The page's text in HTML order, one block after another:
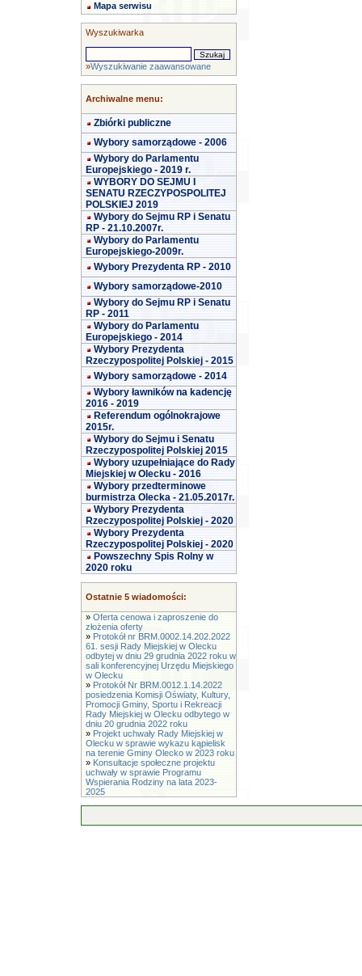
Mapa serwisu
Wyszukiwarka
»Wyszukiwanie zaawansowane
Archiwalne menu:
Zbiórki publiczne
Wybory samorządowe - 2006
Wybory do Parlamentu
Europejskiego - 2019 r.
WYBORY DO SEJMU I
SENATU RZECZYPOSPOLITEJ
POLSKIEJ 2019
Wybory do Sejmu RP i Senatu
RP - 21.10.2007r.
Wybory do Parlamentu
Europejskiego-2009r.
Wybory Prezydenta RP - 2010
Wybory samorządowe-2010
Wybory do Sejmu RP i Senatu
RP - 2011
Wybory do Parlamentu
Europejskiego - 2014
Wybory Prezydenta
Rzeczypospolitej Polskiej - 2015
Wybory samorządowe - 2014
Wybory ławników na kadencję
2016 - 2019
Referendum ogólnokrajowe
2015r.
Wybory do Sejmu i Senatu
Rzeczypospolitej Polskiej 2015
Wybory uzupełniające do Rady
Miejskiej w Olecku - 2016
Wybory przedterminowe
burmistrza Olecka - 21.05.2017r.
Wybory Prezydenta
Rzeczypospolitej Polskiej - 2020
Wybory Prezydenta
Rzeczypospolitej Polskiej - 2020
Powszechny Spis Rolny w
2020 roku
Ostatnie 5 wiadomości:
» Oferta cenowa i zaproszenie do
złożenia oferty
» Protokół nr BRM.0002.14.202.2022
61. sesji Rady Miejskiej w Olecku
odbytej w dniu 29 grudnia 2022 roku w
sali konferencyjnej Urzędu Miejskiego
w Olecku
» Protokół Nr BRM.0012.1.14.2022
posiedzenia Komisji Oświaty, Kultury,
Promocji Gminy, Sportu i Rekreacji
Rady Miejskiej w Olecku odbytego w
dniu 20 grudnia 2022 roku
» Projekt uchwały Rady Miejskiej w
Olecku w sprawie wykazu kąpielisk
na terenie Gminy Olecko w 2023 roku
» Konsultacje społeczne projektu
uchwały w sprawie Programu
Wspierania Rodziny na lata 2023-
2025